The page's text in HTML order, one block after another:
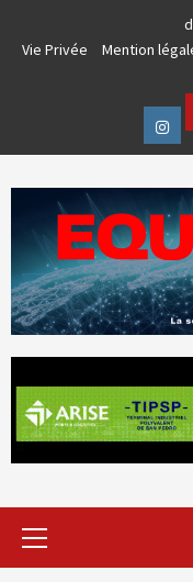
Vie Privée
Mention